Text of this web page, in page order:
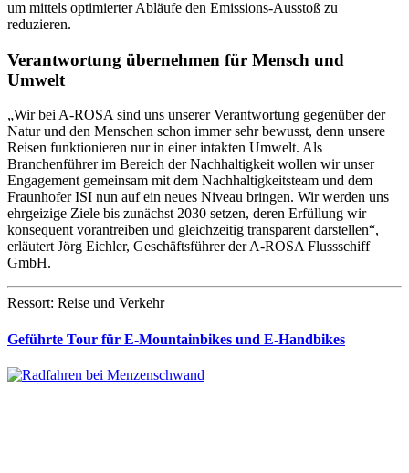
um mittels optimierter Abläufe den Emissions-Ausstoß zu
reduzieren.
Verantwortung übernehmen für Mensch und
Umwelt
„Wir bei A-ROSA sind uns unserer Verantwortung gegenüber der
Natur und den Menschen schon immer sehr bewusst, denn unsere
Reisen funktionieren nur in einer intakten Umwelt. Als
Branchenführer im Bereich der Nachhaltigkeit wollen wir unser
Engagement gemeinsam mit dem Nachhaltigkeitsteam und dem
Fraunhofer ISI nun auf ein neues Niveau bringen. Wir werden uns
ehrgeizige Ziele bis zunächst 2030 setzen, deren Erfüllung wir
konsequent vorantreiben und gleichzeitig transparent darstellen“,
erläutert Jörg Eichler, Geschäftsführer der A-ROSA Flussschiff
GmbH.
Ressort: Reise und Verkehr
Geführte Tour für E-Mountainbikes und E-Handbikes